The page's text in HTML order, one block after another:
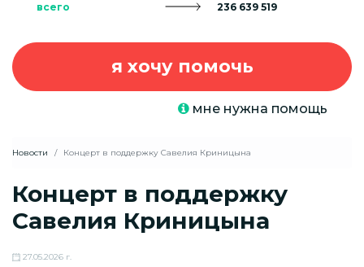
всего 236 639 519
я хочу помочь
мне нужна помощь
Новости Концерт в поддержку Савелия Криницына
Концерт в поддержку
Савелия Криницына
27.05.2026 г.